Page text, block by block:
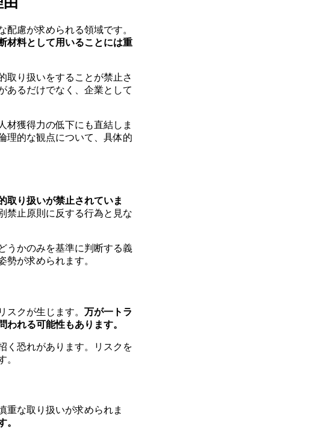
慮が求められる領域です。
材料として用いることには重
取り扱いをすることが禁止さ
あるだけでなく、企業として
材獲得力の低下にも直結しま
理的な観点について、具体的
取り扱いが禁止されていま
禁止原則に反する行為と見な
うかのみを基準に判断する義
が求められます。
クが生じます。 万が一トラ
れる可能性もあります。
く恐れがあります。リスクを
。
重な取り扱いが求められま
。